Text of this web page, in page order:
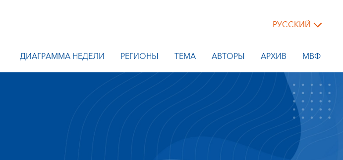
РУССКИЙ
ДИАГРАММА НЕДЕЛИ РЕГИОНЫ ТЕМА АВТОРЫ АРХИВ МВФ